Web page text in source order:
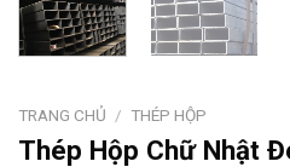
TRANG CHỦ / THÉP HỘP
Thép Hộp Chữ Nhật